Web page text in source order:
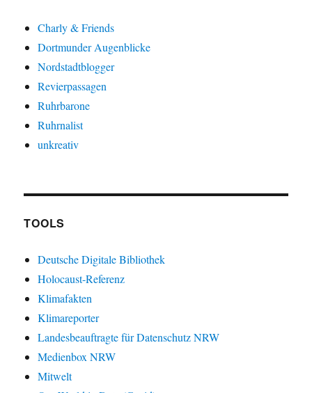
Charly & Friends
Dortmunder Augenblicke
Nordstadtblogger
Revierpassagen
Ruhrbarone
Ruhrnalist
unkreativ
TOOLS
Deutsche Digitale Bibliothek
Holocaust-Referenz
Klimafakten
Klimareporter
Landesbeauftragte für Datenschutz NRW
Medienbox NRW
Mitwelt